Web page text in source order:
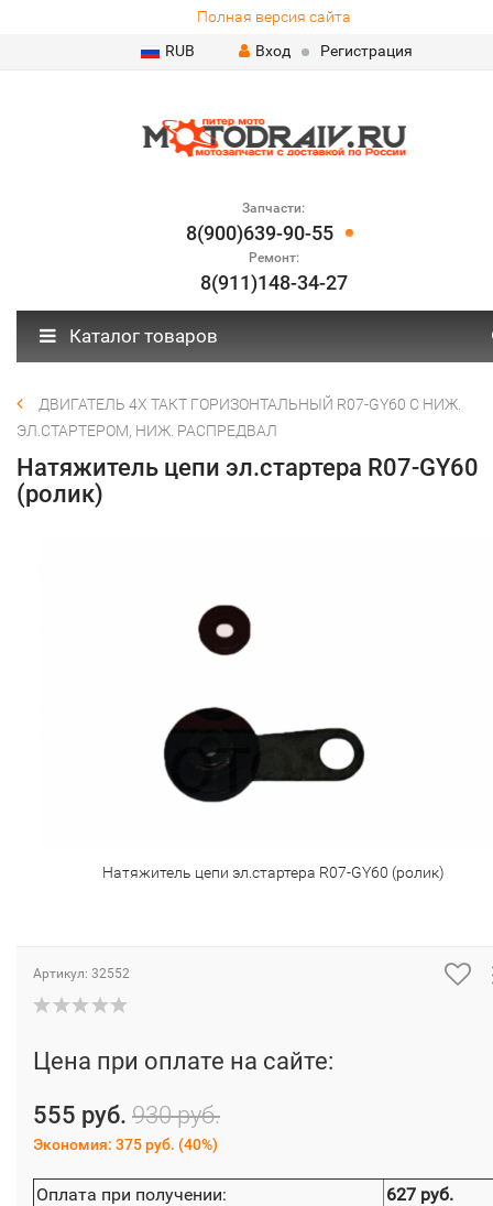
Полная версия сайта
RUB
Вход Регистрация
Запчасти:
8(900)639-90-55
Ремонт:
8(911)148-34-27
Каталог товаров
ДВИГАТЕЛЬ 4Х ТАКТ ГОРИЗОНТАЛЬНЫЙ R07-GY60 С НИЖ.
ЭЛ.СТАРТЕРОМ, НИЖ. РАСПРЕДВАЛ
Натяжитель цепи эл.стартера R07-GY60
(ролик)
Натяжитель цепи эл.стартера R07-GY60 (ролик)
Артикул: 32552
Цена при оплате на сайте:
555 руб. 930 руб.
Экономия: 375 руб. (40%)
Оплата при получении:
627 руб.